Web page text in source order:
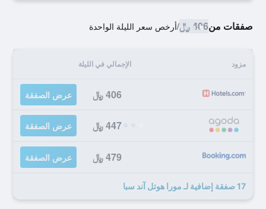
صفقات من406 ﷼ /أرخص سعر الليلة الواحدة
مزود الإجمالي في الليلة
406 ﷼ عرض الصفقة
447 ﷼ عرض الصفقة
479 ﷼ عرض الصفقة
17 صفقة إضافية لـ مورا هوتل آند سبا